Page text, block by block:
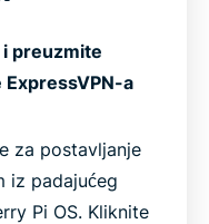
i preuzmite
a
za postavljanje
iz padajućeg
Pi OS. Kliknite